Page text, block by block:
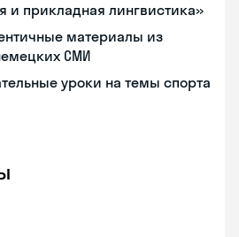
и прикладная лингвистика»
материалы из
СМИ
уроки на темы спорта